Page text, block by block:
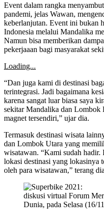
Event dalam rangka
pandemi, jelas Wawan,
keberlanjutan. Event ini bukan
Indonesia melalui Mandalika
Namun bisa memberikan
pekerjaaan bagi masyarakat
Loading...
“Dan juga kami di destinasi
terintegrasi. Jadi bagaimana
karena sangat luar biasa saya
sekitar Mandalika dan Lombok
magnet tersendiri,” ujar dia.
Termasuk destinasi wisata
dan Lombok Utara yang
wisatawan. “Kami sudah
lokasi destinasi yang lokasinya
oleh para wisatawan,” terang
diskusi virtual Forum
Dunia, pada Selasa (16/